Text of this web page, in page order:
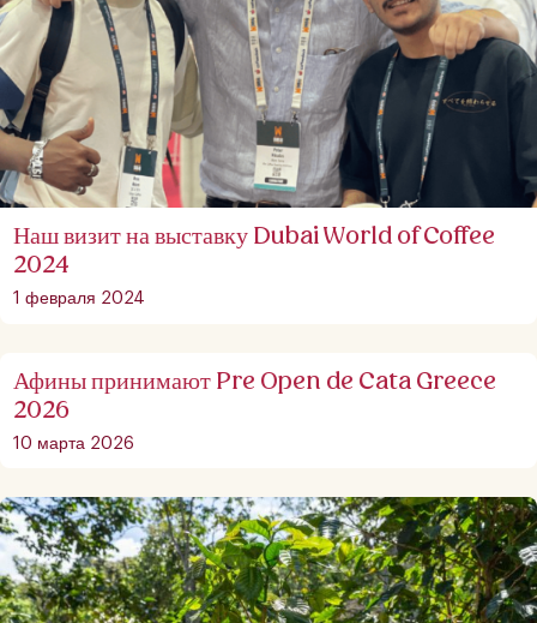
Наш визит на выставку Dubai World of Coffee
2024
1 февраля 2024
Афины принимают Pre Open de Cata Greece
2026
10 марта 2026